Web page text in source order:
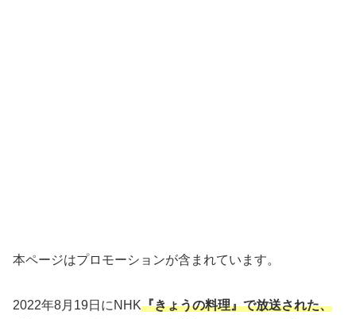
本ページはプロモーションが含まれています。
2022年8月19日にNHK『きょうの料理』で放送された、